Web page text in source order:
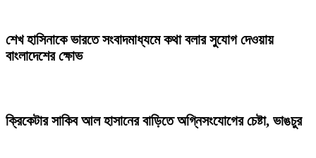
শেখ হাসিনাকে ভারতে সংবাদমাধ্যমে কথা বলার সুযোগ দেওয়ায়
বাংলাদেশের ক্ষোভ
ক্রিকেটার সাকিব আল হাসানের বাড়িতে অগ্নিসংযোগের চেষ্টা, ভাঙচুর